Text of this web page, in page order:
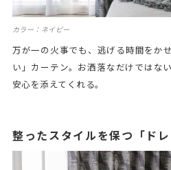
カラー：ネイビー
万が一の火事でも、逃げる時間をか
い」カーテン。お洒落なだけではな
安心を添えてくれる。
整ったスタイルを保つ「ドレ